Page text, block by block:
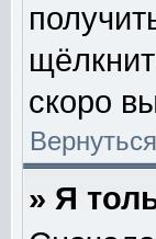
скоро
» Я